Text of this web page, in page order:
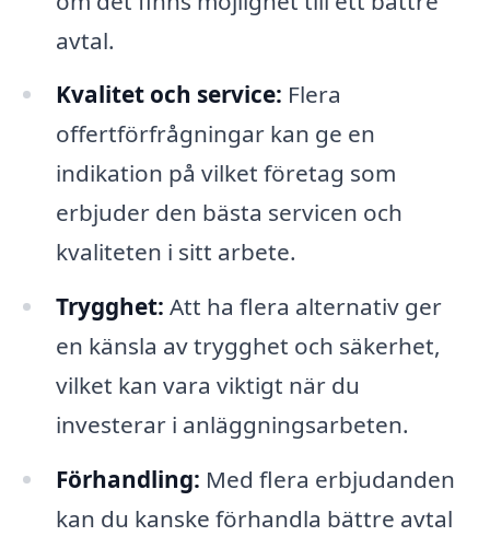
avtal.
Kvalitet och service: Flera
offertförfrågningar kan ge en
indikation på vilket företag som
erbjuder den bästa servicen och
kvaliteten i sitt arbete.
Trygghet: Att ha flera alternativ ger
en känsla av trygghet och säkerhet,
vilket kan vara viktigt när du
investerar i anläggningsarbeten.
Förhandling: Med flera erbjudanden
kan du kanske förhandla bättre avtal